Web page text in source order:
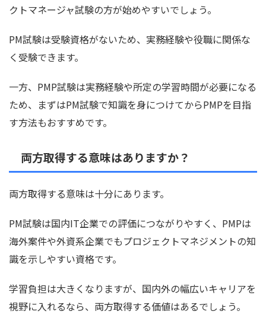
クトマネージャ試験の方が始めやすいでしょう。
PM試験は受験資格がないため、実務経験や役職に関係な
く受験できます。
一方、PMP試験は実務経験や所定の学習時間が必要になる
ため、まずはPM試験で知識を身につけてからPMPを目指
す方法もおすすめです。
両方取得する意味はありますか？
両方取得する意味は十分にあります。
PM試験は国内IT企業での評価につながりやすく、PMPは
海外案件や外資系企業でもプロジェクトマネジメントの知
識を示しやすい資格です。
学習負担は大きくなりますが、国内外の幅広いキャリアを
視野に入れるなら、両方取得する価値はあるでしょう。